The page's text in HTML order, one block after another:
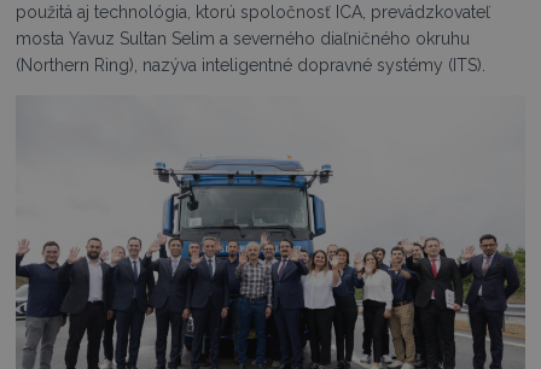
použitá aj technológia, ktorú spoločnosť ICA, prevádzkovateľ
mosta Yavuz Sultan Selim a severného diaľničného okruhu
(Northern Ring), nazýva inteligentné dopravné systémy (ITS).